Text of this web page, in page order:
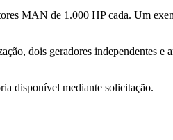
MAN de 1.000 HP cada. Um
dois geradores independentes
disponível mediante solicitação.